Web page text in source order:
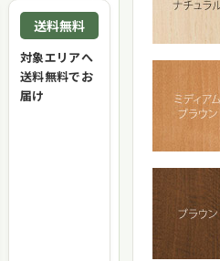
送料無料
対象エリアへ
送料無料でお
届け